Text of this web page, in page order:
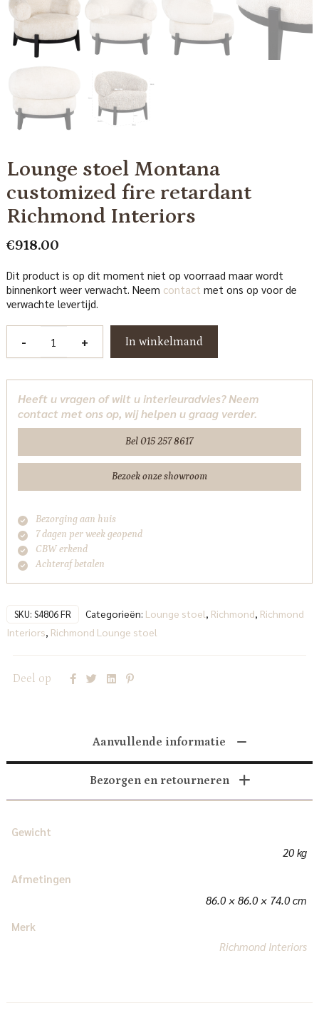
Lounge stoel Montana
customized fire retardant
Richmond Interiors
€918.00
Dit product is op dit moment niet op voorraad maar wordt
binnenkort weer verwacht. Neem contact met ons op voor de
verwachte levertijd.
-
customized
fire
retardant
Interiors
+ In winkelmand
Heeft u vragen of wilt u interieuradvies? Neem
contact met ons op, wij helpen u graag verder.
Bel 015 257 8617
Bezoek onze showroom
Bezorging aan huis
7 dagen per week geopend
CBW erkend
Achteraf betalen
SKU: S4806 FR Categorieën: Lounge stoel, Richmond, Richmond
Interiors, Richmond Lounge stoel
Deel op
Aanvullende informatie
Bezorgen en retourneren
Gewicht
20 kg
Afmetingen
86.0 × 86.0 × 74.0 cm
Merk
Richmond Interiors